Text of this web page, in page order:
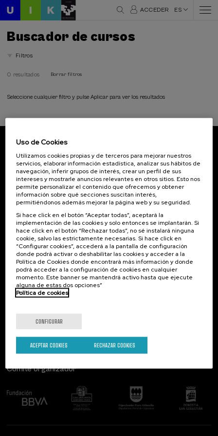
ACCEDER ES
Buscador de cursos
Filtros
0 resultados Borrar filtros
Seleccione cualquier filtro y pulse Aplicar para ver los resultados
Inscríbete para ser el primero/a en recibir las
novedades de UIK.
Suscribirse
Contacto
Palacio Miramar
Paseo de Miraconcha, 48
20007 Donostia / San Sebastián
Gipuzkoa, Spain
Contacta con nosotros
De interés...
Actividades anteriores
Comité organizador
Uso de Cookies
Utilizamos cookies propias y de terceros para mejorar nuestros
servicios, elaborar información estadística, analizar sus hábitos de
navegación, inferir grupos de interés, crear un perfil de sus
intereses y mostrarle anuncios relevantes en otros sitios. Esto nos
permite personalizar el contenido que ofrecemos y obtener
información sobre qué secciones suscitan interés,
permitiéndonos además mejorar la página web y su seguridad.
Si hace click en el botón “Aceptar todas”, aceptará la
implementación de las cookies y solo entonces se implantarán. Si
hace click en el botón “Rechazar todas”, no sé instalará ninguna
cookie, salvo las estrictamente necesarias. Si hace click en
“Configurar cookies”, accederá a la pantalla de configuración
donde podrá activar o deshabilitar las cookies y acceder a la
Política de Cookies donde encontrará más información y donde
podrá acceder a la configuración de cookies en cualquier
momento. Este banner se mantendrá activo hasta que ejecute
alguna de estas dos opciones”
Política de cookies
CONFIGURAR
RECHAZAR COOKIES
ACEPTAR COOKIES